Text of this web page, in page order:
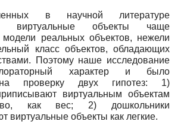
в научной литературе
виртуальные объекты чаще
модели реальных объектов, нежели
класс объектов, обладающих
Поэтому наше исследование
характер и было
проверку двух гипотез: 1)
виртуальным объектам
как вес; 2) дошкольники
виртуальные объекты как легкие.